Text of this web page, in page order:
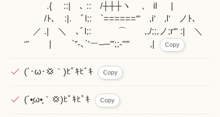
.{ ::| ､ :: /┼┼┼ヽ , il |
/ﾄ､ :|. ﾞl;: `======'” ,i’ ,l’ ノﾄ､
／ .| ＼ゝ､ﾞl;: ⌒ ,,/;;,ノ;r'” :| ＼
‘” | `”-､`’ー–─'”;;-”'” ,|
Copy
(´･ω･💢｀)ﾋﾟｷﾋﾞｷ Copy
(´•̥ω•̥｀💢)ﾋﾟｷﾋﾟｷ Copy